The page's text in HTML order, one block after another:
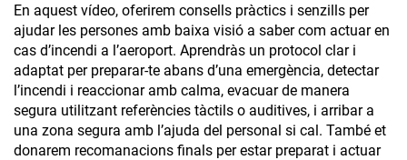
En aquest vídeo, oferirem consells pràctics i senzills per
ajudar les persones amb baixa visió a saber com actuar en
cas d’incendi a l’aeroport. Aprendràs un protocol clar i
adaptat per preparar-te abans d’una emergència, detectar
l’incendi i reaccionar amb calma, evacuar de manera
segura utilitzant referències tàctils o auditives, i arribar a
una zona segura amb l’ajuda del personal si cal. També et
donarem recomanacions finals per estar preparat i actuar